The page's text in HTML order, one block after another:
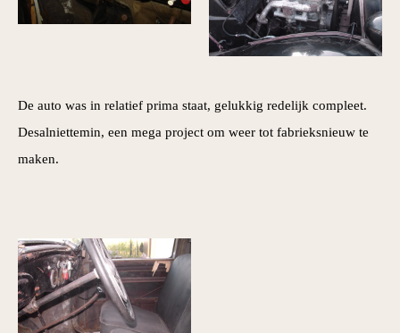
De auto was in relatief prima staat, gelukkig redelijk compleet.
Desalniettemin, een mega project om weer tot fabrieksnieuw te
maken.